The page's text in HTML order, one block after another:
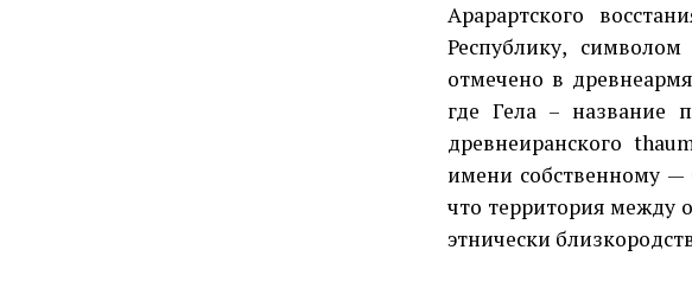
Арарартского
Республику,
отмечено в
где Гела –
древнеиранского
имени собственному —
что территория между
этнически